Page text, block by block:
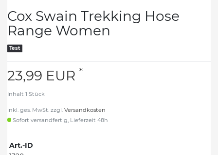
Cox Swain Trekking Hose
Range Women
Test
23,99 EUR *
Inhalt 1 Stück
inkl. ges. MwSt. zzgl. Versandkosten
Sofort versandfertig, Lieferzeit 48h
Art.-ID